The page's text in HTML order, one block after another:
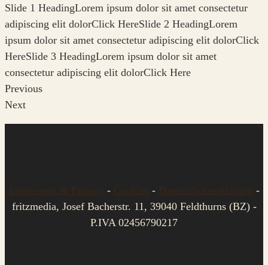
Slide 1 HeadingLorem ipsum dolor sit amet consectetur
adipiscing elit dolorClick HereSlide 2 HeadingLorem
ipsum dolor sit amet consectetur adipiscing elit dolorClick
HereSlide 3 HeadingLorem ipsum dolor sit amet
consectetur adipiscing elit dolorClick Here
Previous
Next
Impressum & Privacy - Cookies - Datenschutzerklärung -
fritzmedia, Josef Bacherstr. 11, 39040 Feldthurns (BZ) -
P.IVA 02456790217